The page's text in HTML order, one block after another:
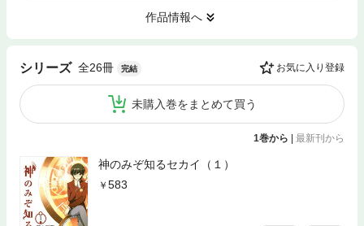
作品情報へ
シリーズ 全26冊 完結 お気に入り登録
未購入巻をまとめて買う
1巻から 最新刊から
神のみぞ知るセカイ（１）
583